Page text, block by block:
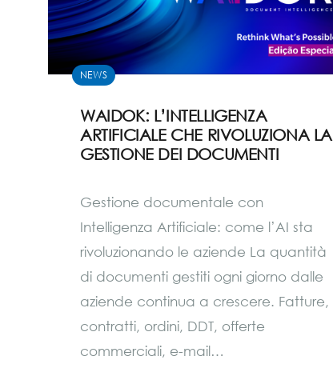
NEWS
WAIDOK: L’INTELLIGENZA
ARTIFICIALE CHE RIVOLUZIONA LA
GESTIONE DEI DOCUMENTI
Gestione documentale con
Intelligenza Artificiale: come l’AI sta
rivoluzionando le aziende La quantità
di documenti gestiti ogni giorno dalle
aziende continua a crescere. Fatture,
contratti, ordini, DDT, offerte
commerciali, e-mail…